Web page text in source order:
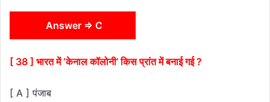
Answer ⇒ C
[ 38 ] भारत में ‘केनाल कॉलोनी’ किस प्रांत में बनाई गई ?
[ A ] पंजाब